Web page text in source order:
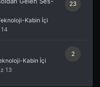
23
Kabin İçi
2
Kabin İçi
13